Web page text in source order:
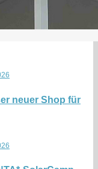
neuer Shop für